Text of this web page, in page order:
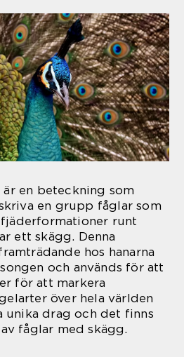
en beteckning som
en grupp fåglar som
runt
ett skägg. Denna
hos hanarna
och används för att
för att markera
över hela världen
unika drag och det finns
fåglar med skägg.